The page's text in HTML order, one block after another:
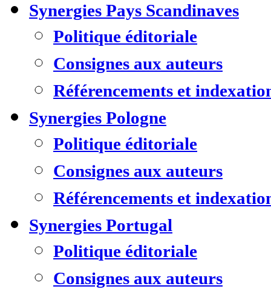
Synergies Pays Scandinaves
Politique éditoriale
Consignes aux auteurs
Référencements et
Synergies Pologne
Politique éditoriale
Consignes aux auteurs
Référencements et
Synergies Portugal
Politique éditoriale
Consignes aux auteurs